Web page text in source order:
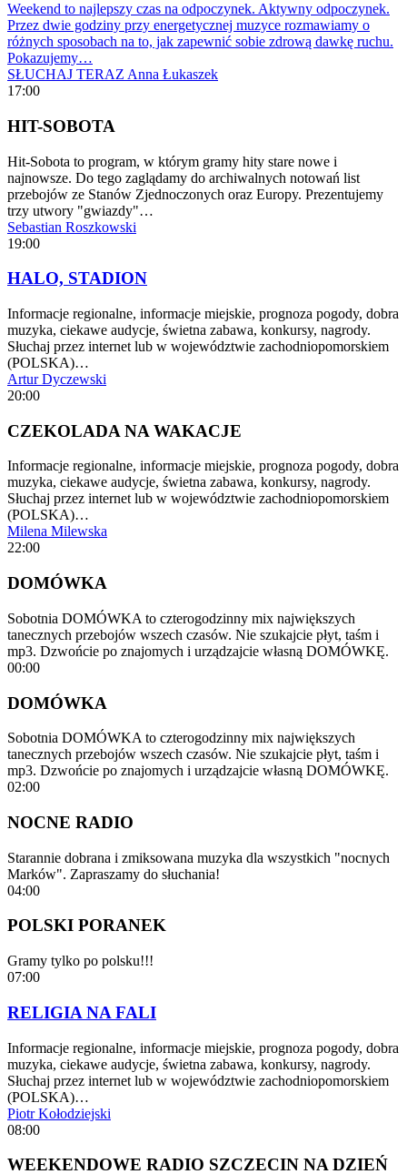
Weekend to najlepszy czas na odpoczynek. Aktywny odpoczynek.
Przez dwie godziny przy energetycznej muzyce rozmawiamy o
różnych sposobach na to, jak zapewnić sobie zdrową dawkę ruchu.
Pokazujemy…
SŁUCHAJ TERAZ Anna Łukaszek
17:00
HIT-SOBOTA
Hit-Sobota to program, w którym gramy hity stare nowe i
najnowsze. Do tego zaglądamy do archiwalnych notowań list
przebojów ze Stanów Zjednoczonych oraz Europy. Prezentujemy
trzy utwory "gwiazdy"…
Sebastian Roszkowski
19:00
HALO, STADION
Informacje regionalne, informacje miejskie, prognoza pogody, dobra
muzyka, ciekawe audycje, świetna zabawa, konkursy, nagrody.
Słuchaj przez internet lub w województwie zachodniopomorskiem
(POLSKA)…
Artur Dyczewski
20:00
CZEKOLADA NA WAKACJE
Informacje regionalne, informacje miejskie, prognoza pogody, dobra
muzyka, ciekawe audycje, świetna zabawa, konkursy, nagrody.
Słuchaj przez internet lub w województwie zachodniopomorskiem
(POLSKA)…
Milena Milewska
22:00
DOMÓWKA
Sobotnia DOMÓWKA to czterogodzinny mix największych
tanecznych przebojów wszech czasów. Nie szukajcie płyt, taśm i
mp3. Dzwońcie po znajomych i urządzajcie własną DOMÓWKĘ.
00:00
DOMÓWKA
Sobotnia DOMÓWKA to czterogodzinny mix największych
tanecznych przebojów wszech czasów. Nie szukajcie płyt, taśm i
mp3. Dzwońcie po znajomych i urządzajcie własną DOMÓWKĘ.
02:00
NOCNE RADIO
Starannie dobrana i zmiksowana muzyka dla wszystkich "nocnych
Marków". Zapraszamy do słuchania!
04:00
POLSKI PORANEK
Gramy tylko po polsku!!!
07:00
RELIGIA NA FALI
Informacje regionalne, informacje miejskie, prognoza pogody, dobra
muzyka, ciekawe audycje, świetna zabawa, konkursy, nagrody.
Słuchaj przez internet lub w województwie zachodniopomorskiem
(POLSKA)…
Piotr Kołodziejski
08:00
WEEKENDOWE RADIO SZCZECIN NA DZIEŃ